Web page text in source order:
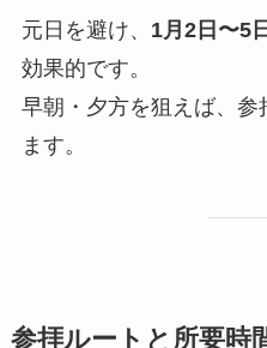
元日を避け、 1月2日〜5
効果的です。
早朝・夕方を狙えば、参
ます。
参拝ルートと所要